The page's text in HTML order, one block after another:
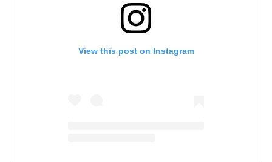
View this post on Instagram